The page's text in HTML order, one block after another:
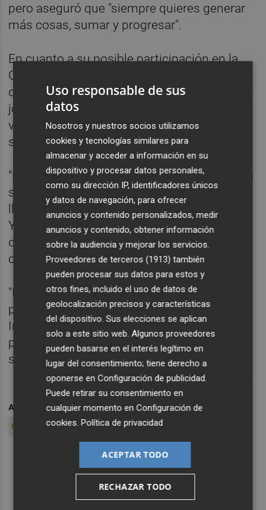
pero aseguró que "siempre quieres generar
más cosas, sumar y progresar".
En cuanto a su posible participación en la
Copa América de selecciones nacionales, lo
que podría provocar que se perdiera algunas
jornadas del tramo final del campeonato, el
venezolano dijo que es una opción que
siempre provoca "debate".
"La Segunda no para y cuando un jugador de
selección agarra continuidad de repente
llega una convocatoria y tienes que asistir.
Yo amo a mi país y lo doy todo por él, por lo
que rechazar una convocatoria es
complicado", argumentó.
"Prefiero pensar en el día a día y que
podamos estar salvados en marzo o abril.
Intentaré tomar la decisión correcta para no
perjudicarme a mí, al equipo ni a la
selección", concluyó.
ARCHIVADO EN ALEXANDER GONZÁLEZ
ELCHE CF
GRANADA CF
Uso responsable de sus
datos
Nosotros y nuestros socios utilizamos
cookies y tecnologías similares para
almacenar y acceder a información en su
dispositivo y procesar datos personales,
como su dirección IP, identificadores únicos
y datos de navegación, para ofrecer
anuncios y contenido personalizados, medir
anuncios y contenido, obtener información
sobre la audiencia y mejorar los servicios.
Proveedores de terceros (1913) también
pueden procesar sus datos para estos y
otros fines, incluido el uso de datos de
geolocalización precisos y características
del dispositivo. Sus elecciones se aplican
solo a este sitio web. Algunos proveedores
pueden basarse en el interés legítimo en
lugar del consentimiento; tiene derecho a
oponerse enConfiguración de publicidad
Puede retirar su consentimiento en
cualquier momento enConfiguración de
cookies .Política de privacidad
ACEPTAR TODO
RECHAZAR TODO